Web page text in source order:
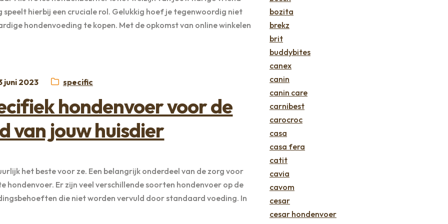
hierbij een cruciale rol. Gelukkig hoef je tegenwoordig niet
hondenvoeding te kopen. Met de opkomst van online winkelen
juni 2023 Categorie:
specific
hondenvoer voor de
van jouw huisdier
het beste voor ze. Een belangrijk onderdeel van de zorg voor
hondenvoer. Er zijn veel verschillende soorten hondenvoer op de
die niet worden vervuld door standaard voeding. In
bozita
brekz
brit
buddybites
canex
canin
canin care
carnibest
carocroc
casa
casa fera
catit
cavia
cavom
cesar
cesar hondenvoer